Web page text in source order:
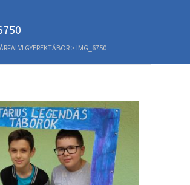
GYEREKTÁBOR > IMG_6750